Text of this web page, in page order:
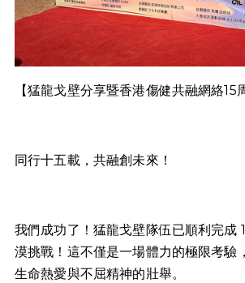
【猛龍戈壁分享暨香港傷健共融網絡15
同行十五載，共融創未來！
我們成功了！猛龍戈壁隊伍已順利完成
漠挑戰！這不僅是一場體力的極限考驗
生命熱愛與不屈精神的壯舉。